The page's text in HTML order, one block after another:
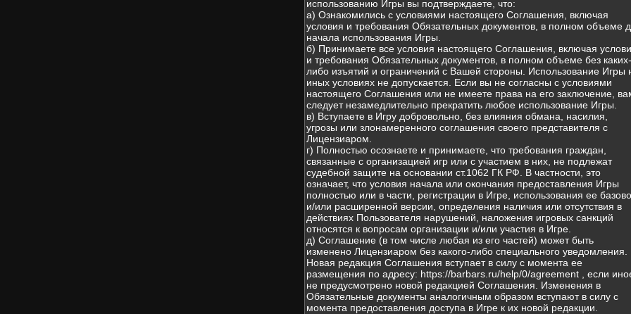
использованию Игры вы подтверждаете, что:
а) Ознакомились с условиями настоящего Соглашения, включая
условия и требования Обязательных документов, в полном объеме
начала использования Игры.
б) Принимаете все условия настоящего Соглашения, включая
и требования Обязательных документов, в полном объеме без каких-
либо изъятий и ограничений с Вашей стороны. Использование Игры
иных условиях не допускается. Если вы не согласны с условиями
настоящего Соглашения или не имеете права на его заключение,
следует незамедлительно прекратить любое использование Игры.
в) Вступаете в Игру добровольно, без влияния обмана, насилия,
угрозы или злонамеренного соглашения своего представителя с
Лицензиаром.
г) Полностью осознаете и принимаете, что требования граждан,
связанные с организацией игр или с участием в них, не подлежат
судебной защите на основании ст.1062 ГК РФ. В частности, это
означает, что условия начала или окончания предоставления Игры
полностью или в части, регистрации в Игре, использования ее
и/или расширенной версии, определения наличия или отсутствия в
действиях Пользователя нарушений, наложения игровых санкций
относятся к вопросам организации и/или участия в Игре.
д) Соглашение (в том числе любая из его частей) может быть
изменено Лицензиаром без какого-либо специального уведомления.
Новая редакция Соглашения вступает в силу с момента ее
размещения по адресу: https://barbars.ru/help/0/agreement , если
не предусмотрено новой редакцией Соглашения. Изменения в
Обязательные документы аналогичным образом вступают в силу с
момента предоставления доступа в Игре к их новой редакции.